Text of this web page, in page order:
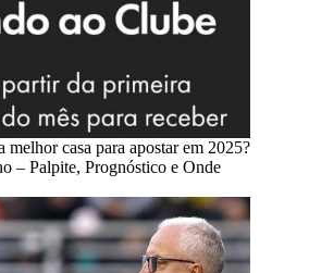
melhor casa para apostar em 2025?
– Palpite, Prognóstico e Onde